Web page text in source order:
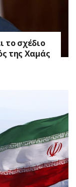
το σχέδιο
της Χαμάς